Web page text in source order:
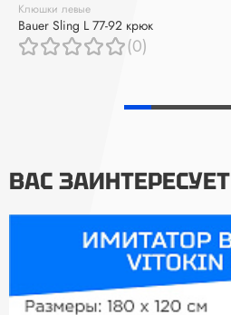
Клюшки левые
Bauer Sling L 77-92 крюк
(0)
ВАС ЗАИНТЕРЕСУЕТ